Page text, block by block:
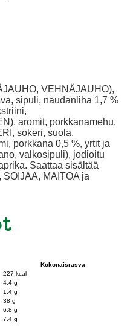
VEHNÄJAUHO),
sipuli, naudanliha 1,7 %
aromit, porkkanamehu,
sokeri, suola,
porkkana 0,5 %, yrtit ja
valkosipuli), jodioitu
Saattaa sisältää
MAITOA ja
Kokonaisrasva
227 kcal
4.4 g
1.4 g
38 g
6.8 g
7.4 g